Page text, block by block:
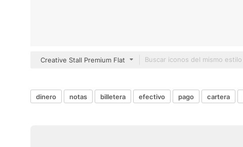
Creative Stall Premium Flat
dinero notas billetera efectivo pago cartera